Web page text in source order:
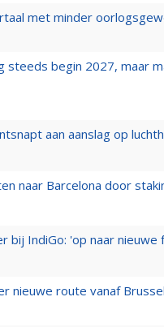
met minder
steeds begin 2027, maar
aan aanslag op
naar Barcelona door
bij IndiGo: 'op naar nieuwe
nieuwe route vanaf